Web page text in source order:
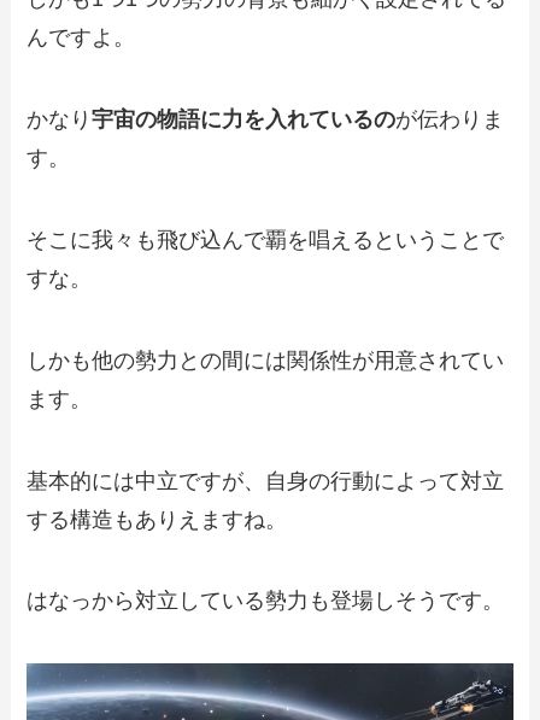
んですよ。
かなり宇宙の物語に力を入れているのが伝わりま
す。
そこに我々も飛び込んで覇を唱えるということで
すな。
しかも他の勢力との間には関係性が用意されてい
ます。
基本的には中立ですが、自身の行動によって対立
する構造もありえますね。
はなっから対立している勢力も登場しそうです。